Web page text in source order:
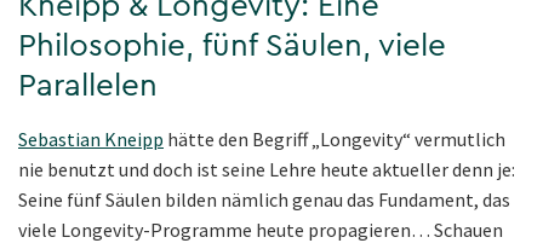
Philosophie, fünf Säulen, viele
Parallelen
Sebastian Kneipp hätte den Begriff „Longevity“ vermutlich
nie benutzt und doch ist seine Lehre heute aktueller denn je:
Seine fünf Säulen bilden nämlich genau das Fundament, das
viele Longevity-Programme heute propagieren… Schauen